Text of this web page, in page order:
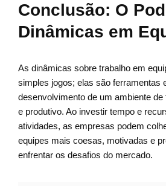
Conclusão: O
Dinâmicas em
As dinâmicas sobre trabalho em
simples jogos; elas são ferramentas
desenvolvimento de um ambiente
e produtivo. Ao investir tempo e
atividades, as empresas podem
equipes mais coesas, motivadas e
enfrentar os desafios do mercado.